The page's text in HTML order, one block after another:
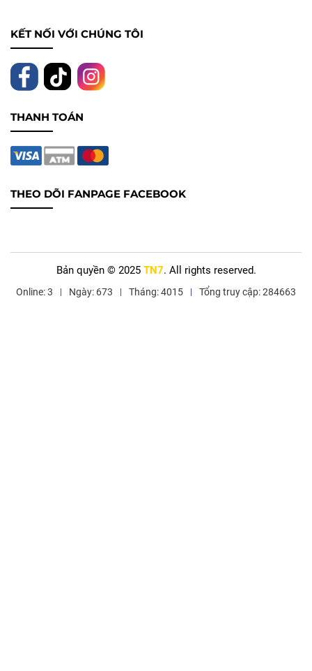
KẾT NỐI VỚI CHÚNG TÔI
THANH TOÁN
THEO DÕI FANPAGE FACEBOOK
Bản quyền © 2025 TN7. All rights reserved.
Online: 3 Ngày: 673 Tháng: 4015 Tổng truy cập: 284663